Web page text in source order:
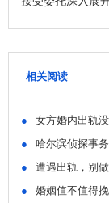
相关阅读
●
女方婚内出轨
●
哈尔滨侦探事
●
遭遇出轨，别
●
婚姻值不值得